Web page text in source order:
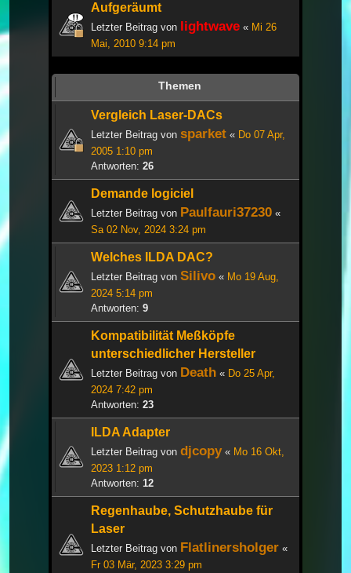
Aufgeräumt
Letzter Beitrag von lightwave « Mi 26
Mai, 2010 9:14 pm
Themen
Vergleich Laser-DACs
Letzter Beitrag von sparket « Do 07 Apr,
2005 1:10 pm
Antworten: 26
Demande logiciel
Letzter Beitrag von Paulfauri37230 «
Sa 02 Nov, 2024 3:24 pm
Welches ILDA DAC?
Letzter Beitrag von Silivo « Mo 19 Aug,
2024 5:14 pm
Antworten: 9
Kompatibilität Meßköpfe
unterschiedlicher Hersteller
Letzter Beitrag von Death « Do 25 Apr,
2024 7:42 pm
Antworten: 23
ILDA Adapter
Letzter Beitrag von djcopy« Mo 16 Okt,
2023 1:12 pm
Antworten: 12
Regenhaube, Schutzhaube für
Laser
Letzter Beitrag von Flatlinersholger «
Fr 03 Mär, 2023 3:29 pm